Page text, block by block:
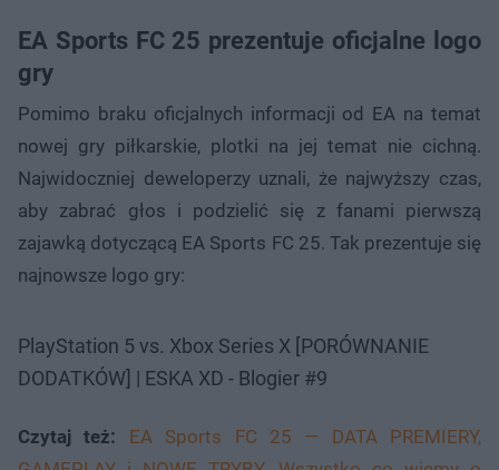
EA Sports FC 25 prezentuje oficjalne logo
gry
Pomimo braku oficjalnych informacji od EA na temat
nowej gry piłkarskie, plotki na jej temat nie cichną.
Najwidoczniej deweloperzy uznali, że najwyższy czas,
aby zabrać głos i podzielić się z fanami pierwszą
zajawką dotyczącą EA Sports FC 25. Tak prezentuje się
najnowsze logo gry:
PlayStation 5 vs. Xbox Series X [PORÓWNANIE
DODATKÓW] | ESKA XD - Blogier #9
Czytaj też:
EA Sports FC 25 — DATA PREMIERY,